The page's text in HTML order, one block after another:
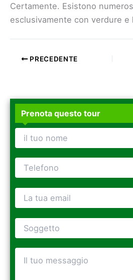
Certamente. Esistono
esclusivamente con verdure e
PRECEDENTE
Prenota questo tour